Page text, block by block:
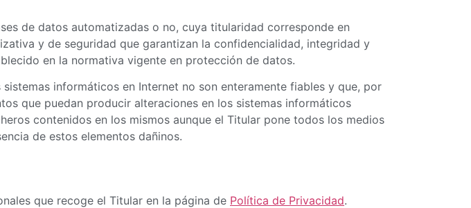
de datos automatizadas o no, cuya titularidad corresponde en
y de seguridad que garantizan la confidencialidad, integridad y
en la normativa vigente en protección de datos.
informáticos en Internet no son enteramente fiables y que, por
que puedan producir alteraciones en los sistemas informáticos
contenidos en los mismos aunque el Titular pone todos los medios
de estos elementos dañinos.
que recoge el Titular en la página de Política de Privacidad.